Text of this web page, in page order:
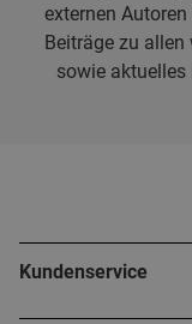
externen
Beiträge zu
sowie aktuelles
Kundenservice